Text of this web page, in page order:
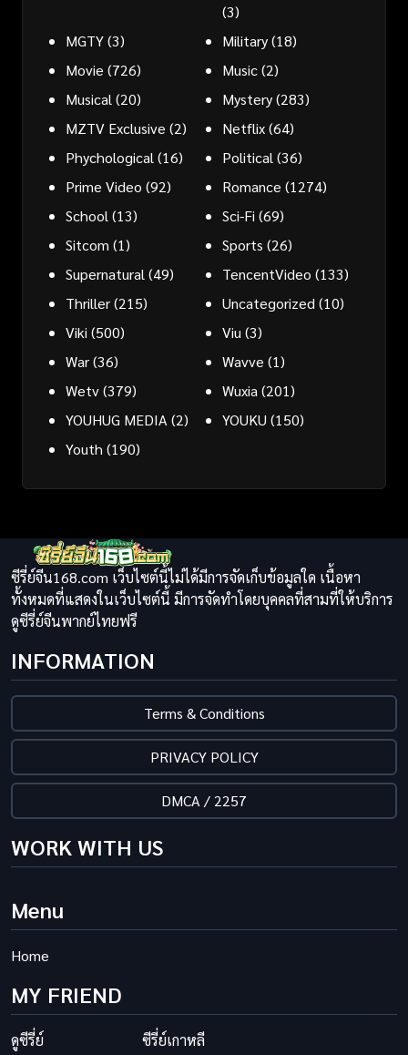
(3)
MGTY(3) Military(18)
Movie (726) Music(2)
Musical (20) Mystery(283)
MZTV Exclusive (2) Netflix(64)
Phychological (16) Political (36)
Prime Video (92) Romance (1274)
School (13) Sci-Fi (69)
Sitcom (1) Sports (26)
Supernatural (49) TencentVideo (133)
Thriller(215) Uncategorized (10)
Viki (500) Viu (3)
War(36) Wavve (1)
Wetv(379) Wuxia (201)
YOUHUG MEDIA (2) YOUKU (150)
Youth (190)
ซีรี่ย์จีน168.com เว็บไซต์นี้ไม่ได้มีการจัดเก็บข้อมูลใด เนื้อหา
ทั้งหมดที่แสดงในเว็บไซต์นี้ มีการจัดทำโดยบุคคลที่สามที่ให้บริการ
ดูซีรี่ย์จีนพากย์ไทยฟรี
INFORMATION
Terms & Conditions
PRIVACY POLICY
DMCA / 2257
WORK WITH US
Menu
Home
MY FRIEND
ดูซีรี่ย์ ซีรี่ย์เกาหลี